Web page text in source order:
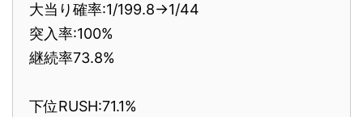
大当り確率:1/199.8→1/44
突入率:100%
継続率73.8%
下位RUSH:71.1%